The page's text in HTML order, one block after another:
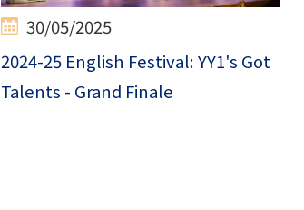
30/05/2025
2024-25 English Festival: YY1's Got
Talents - Grand Finale